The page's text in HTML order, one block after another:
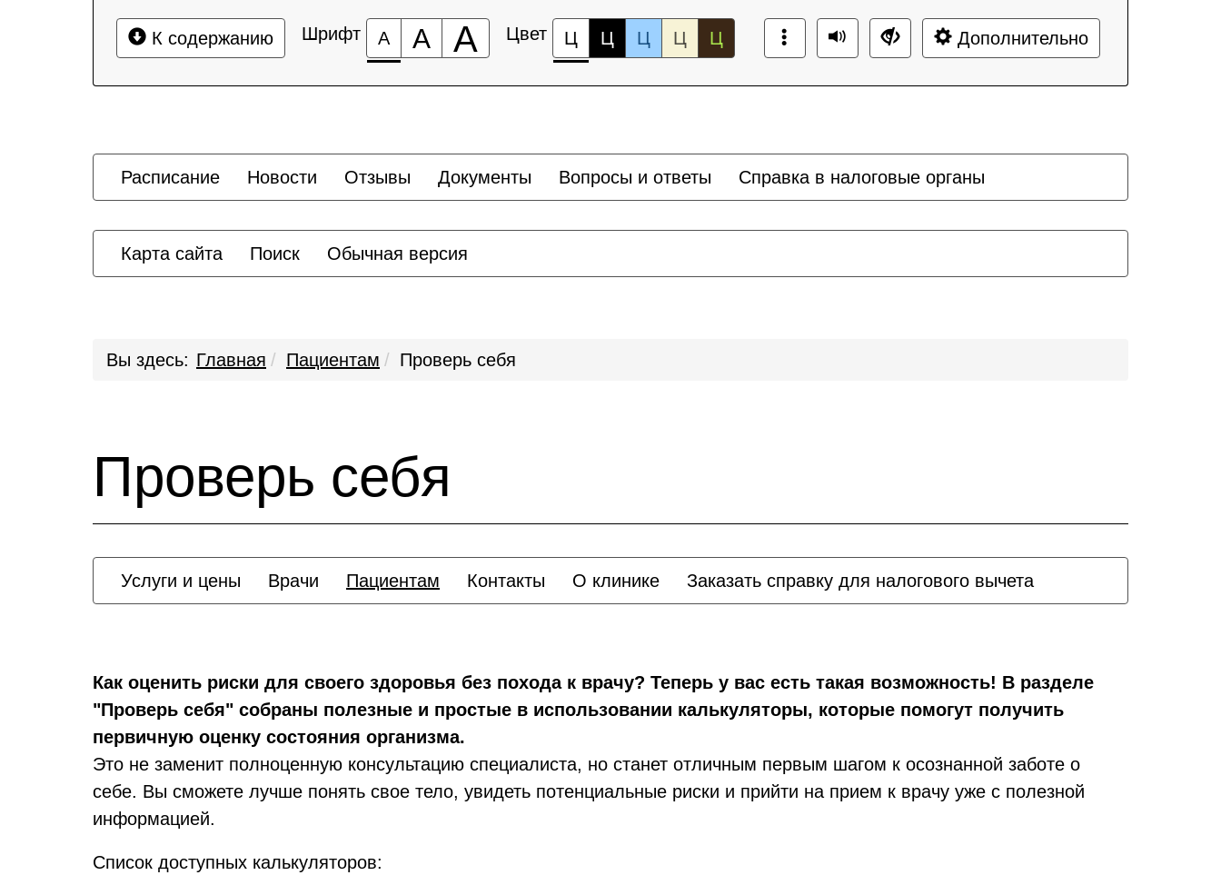
К содержанию Шрифт А А А Цвет Ц Ц Ц Ц Ц Дополнительно
Расписание Новости Отзывы Документы Вопросы и ответы Справка в налоговые органы
Карта сайта Поиск Обычная версия
Вы здесь: Главная Пациентам Проверь себя
Проверь себя
Услуги и цены Врачи Пациентам Контакты О клинике Заказать справку для налогового вычета
Как оценить риски для своего здоровья без похода к врачу? Теперь у вас есть такая возможность! В разделе
"Проверь себя" собраны полезные и простые в использовании калькуляторы, которые помогут получить
первичную оценку состояния организма.
Это не заменит полноценную консультацию специалиста, но станет отличным первым шагом к осознанной заботе о
себе. Вы сможете лучше понять свое тело, увидеть потенциальные риски и прийти на прием к врачу уже с полезной
информацией.
Список доступных калькуляторов: